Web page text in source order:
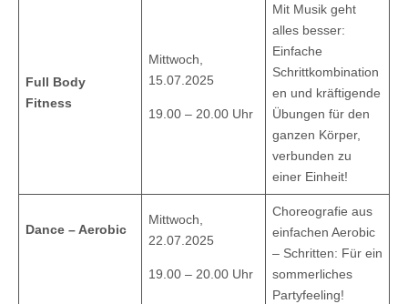
Full Body
Fitness
Mittwoch,
15.07.2025
19.00 – 20.00 Uhr
Mit Musik geht
alles besser:
Einfache
Schrittkombination
en und kräftigende
Übungen für den
ganzen Körper,
verbunden zu
einer Einheit!
Dance – Aerobic
Mittwoch,
22.07.2025
19.00 – 20.00 Uhr
Choreografie aus
einfachen Aerobic
– Schritten: Für ein
sommerliches
Partyfeeling!